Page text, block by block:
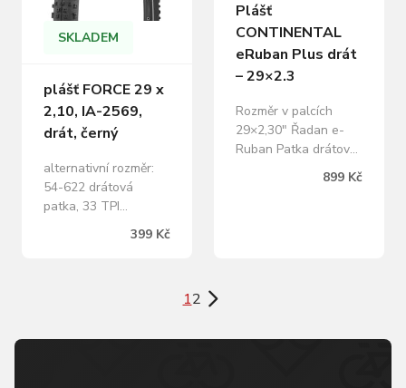
SKLADEM
plášť FORCE 29 x
2,10, IA-2569,
drát, černý
alternativní rozměr:
54-622 drátová
patka, 33 TPI
maximální tlak: 4,5
399 Kč
Plášť
CONTINENTAL
eRuban Plus drát
– 29×2.3
Rozměr v palcích
29×2,30″ Řadan e-
Ruban Patka drátová
Technologie Poly X
899 Kč
12